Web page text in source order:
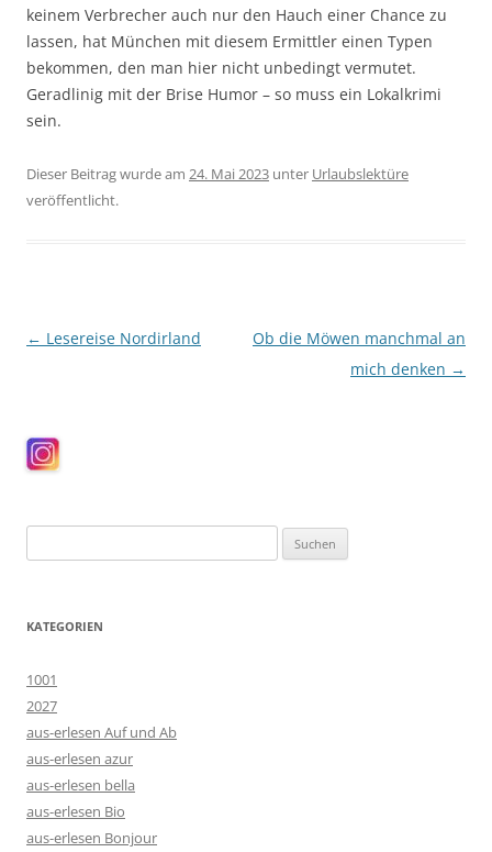
keinem Verbrecher auch nur den Hauch einer Chance zu
lassen, hat München mit diesem Ermittler einen Typen
bekommen, den man hier nicht unbedingt vermutet.
Geradlinig mit der Brise Humor – so muss ein Lokalkrimi
sein.
Dieser Beitrag wurde am 24. Mai 2023 unter Urlaubslektüre
veröffentlicht.
Beitragsnavigation
← Lesereise Nordirland
Ob die Möwen manchmal an
mich denken →
nach:
KATEGORIEN
1001
2027
aus-erlesen Auf und Ab
aus-erlesen azur
aus-erlesen bella
aus-erlesen Bio
aus-erlesen Bonjour